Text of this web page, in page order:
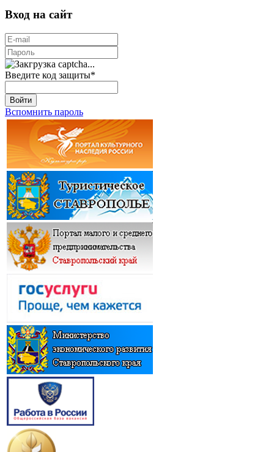
Вход на сайт
Введите код защиты*
Войти
Вспомнить пароль